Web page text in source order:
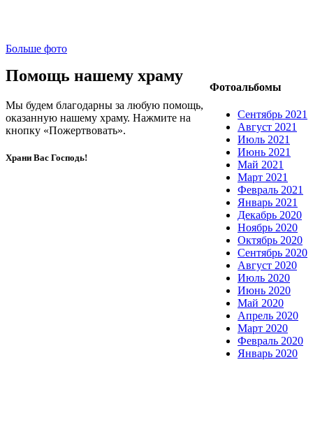
Больше фото
Фотоальбомы
Сентябрь 2021
Август 2021
Июль 2021
Июнь 2021
Май 2021
Март 2021
Февраль 2021
Январь 2021
Декабрь 2020
Ноябрь 2020
Октябрь 2020
Сентябрь 2020
Август 2020
Июль 2020
Июнь 2020
Май 2020
Апрель 2020
Март 2020
Февраль 2020
Январь 2020
Помощь нашему храму
Мы будем благодарны за любую помощь,
оказанную нашему храму. Нажмите на
кнопку «Пожертвовать».
Храни Вас Господь!